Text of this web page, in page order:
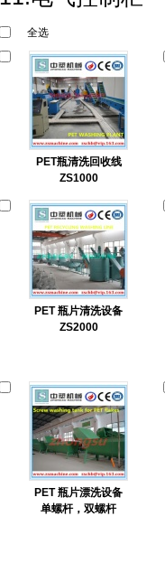
全选
PET瓶清洗回收线
ZS1000
PET 瓶片清洗设备
ZS2000
PET 瓶片漂洗设备
单螺杆，双螺杆